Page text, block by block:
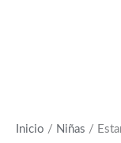
Inicio / Niñas /